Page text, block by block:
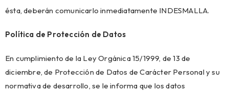
ésta, deberán comunicarlo inmediatamente INDESMALLA.
Política de Protección de Datos
En cumplimiento de la Ley Orgánica 15/1999, de 13 de
diciembre, de Protección de Datos de Carácter Personal y su
normativa de desarrollo, se le informa que los datos